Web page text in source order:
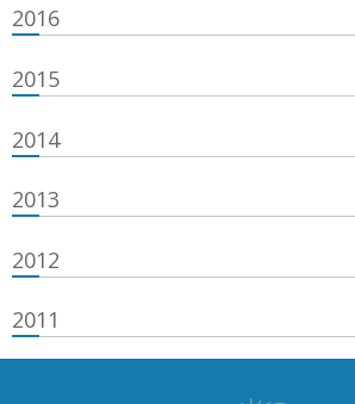
2016
2015
2014
2013
2012
2011